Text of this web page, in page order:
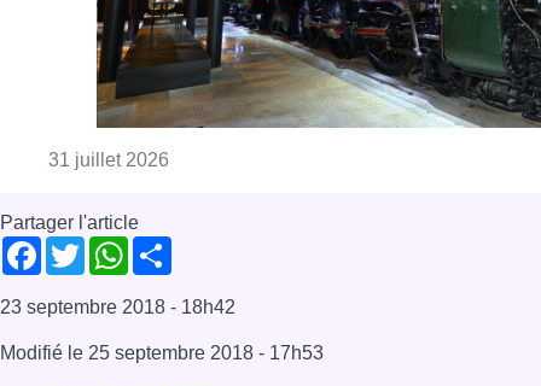
31 juillet 2026
Partager l'article
Facebook
TwitterWhatsApp
23 septembre 2018 - 18h42
Modifié le 25 septembre 2018 - 17h53